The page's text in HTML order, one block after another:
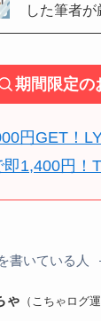
した筆者
期間限定の
円GET！
1,400円！
書いている人
ゃ （こちゃログ